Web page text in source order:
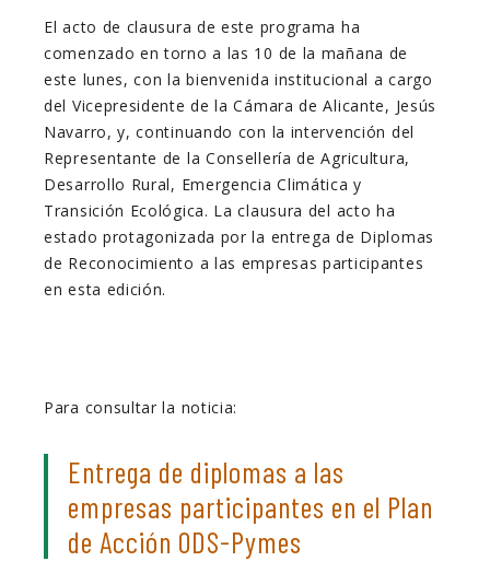
El acto de clausura de este programa ha
comenzado en torno a las 10 de la mañana de
este lunes, con la bienvenida institucional a cargo
del Vicepresidente de la Cámara de Alicante, Jesús
Navarro, y, continuando con la intervención del
Representante de la Consellería de Agricultura,
Desarrollo Rural, Emergencia Climática y
Transición Ecológica. La clausura del acto ha
estado protagonizada por la entrega de Diplomas
de Reconocimiento a las empresas participantes
en esta edición.
Para consultar la noticia:
Entrega de diplomas a las
empresas participantes en el Plan
de Acción ODS-Pymes